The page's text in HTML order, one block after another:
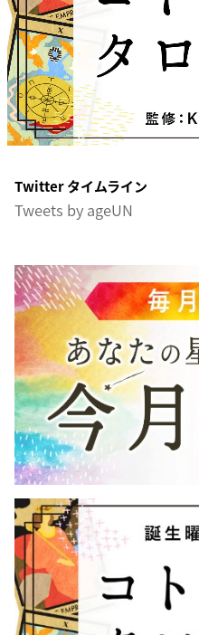
Twitter タイムライン
Tweets by ageUN